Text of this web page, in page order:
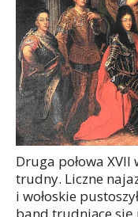
Druga połowa
trudny. Liczne
i wołoskie